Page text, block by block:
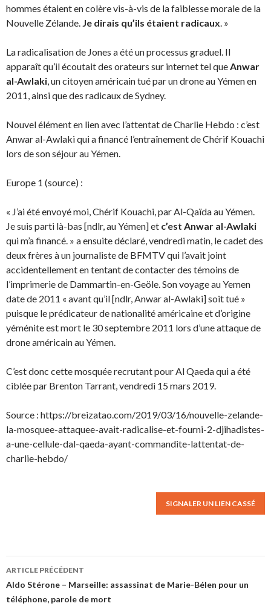
hommes étaient en colère vis-à-vis de la faiblesse morale de la
Nouvelle Zélande. Je dirais qu’ils étaient radicaux. »
La radicalisation de Jones a été un processus graduel. Il
apparaît qu’il écoutait des orateurs sur internet tel queAnwar
al-Awlaki, un citoyen américain tué par un drone au Yémen en
2011, ainsi que des radicaux de Sydney.
Nouvel élément en lien avec l’attentat de Charlie Hebdo : c’est
Anwar al-Awlaki qui a financé l’entraînement de Chérif Kouachi
lors de son séjour au Yémen.
Europe 1 (source) :
« J’ai été envoyé moi, Chérif Kouachi, par Al-Qaïda au Yémen.
Je suis parti là-bas [ndlr, au Yémen] et c’est Anwar al-Awlaki
qui m’a financé. » a ensuite déclaré, vendredi matin, le cadet des
deux frères à un journaliste de BFMTV qui l’avait joint
accidentellement en tentant de contacter des témoins de
l’imprimerie de Dammartin-en-Geöle. Son voyage au Yemen
date de 2011 « avant qu’il [ndlr, Anwar al-Awlaki] soit tué »
puisque le prédicateur de nationalité américaine et d’origine
yéménite est mort le 30 septembre 2011 lors d’une attaque de
drone américain au Yémen.
C’est donc cette mosquée recrutant pour Al Qaeda qui a été
ciblée par Brenton Tarrant, vendredi 15 mars 2019.
Source : https://breizatao.com/2019/03/16/nouvelle-zelande-
la-mosquee-attaquee-avait-radicalise-et-fourni-2-djihadistes-
a-une-cellule-dal-qaeda-ayant-commandite-lattentat-de-
charlie-hebdo/
SIGNALER UN LIEN CASSÉ
Navigation des articles
ARTICLE PRÉCÉDENT
Aldo Stérone – Marseille: assassinat de Marie-Bélen pour un
téléphone, parole de mort